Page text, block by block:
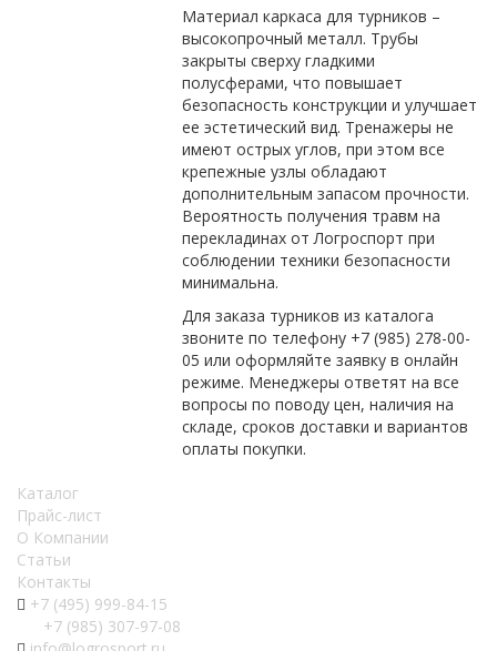
Материал каркаса для турников –
высокопрочный металл. Трубы
закрыты сверху гладкими
полусферами, что повышает
безопасность конструкции и улучшает
ее эстетический вид. Тренажеры не
имеют острых углов, при этом все
крепежные узлы обладают
дополнительным запасом прочности.
Вероятность получения травм на
перекладинах от Логроспорт при
соблюдении техники безопасности
минимальна.
Для заказа турников из каталога
звоните по телефону +7 (985) 278-00-
05 или оформляйте заявку в онлайн
режиме. Менеджеры ответят на все
вопросы по поводу цен, наличия на
складе, сроков доставки и вариантов
оплаты покупки.
Каталог
Прайс-лист
О Компании
Статьи
Контакты
+7 (495) 999-84-15
+7 (985) 307-97-08